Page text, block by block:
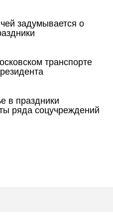
задумывается о
транспорте
в праздники
ряда соцучреждений